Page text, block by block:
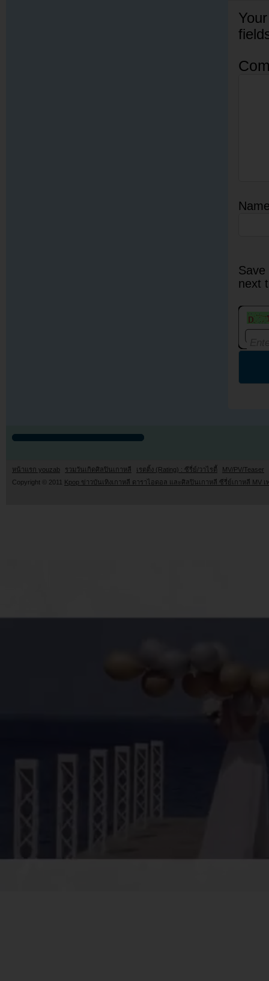
next
หน้าแรก youzab รวมวันเกิดศิลปินเกาหลี เรตติ้ง (Rating) : ซีรี่ย์/วาไรตี้
MV/PV/Teaser
Copyright © 2011
Kpop ข่าวบันเทิงเกาหลี ดาราไอดอล และศิลปินเกาหลี ซีรี่ย์เกาหลี MV